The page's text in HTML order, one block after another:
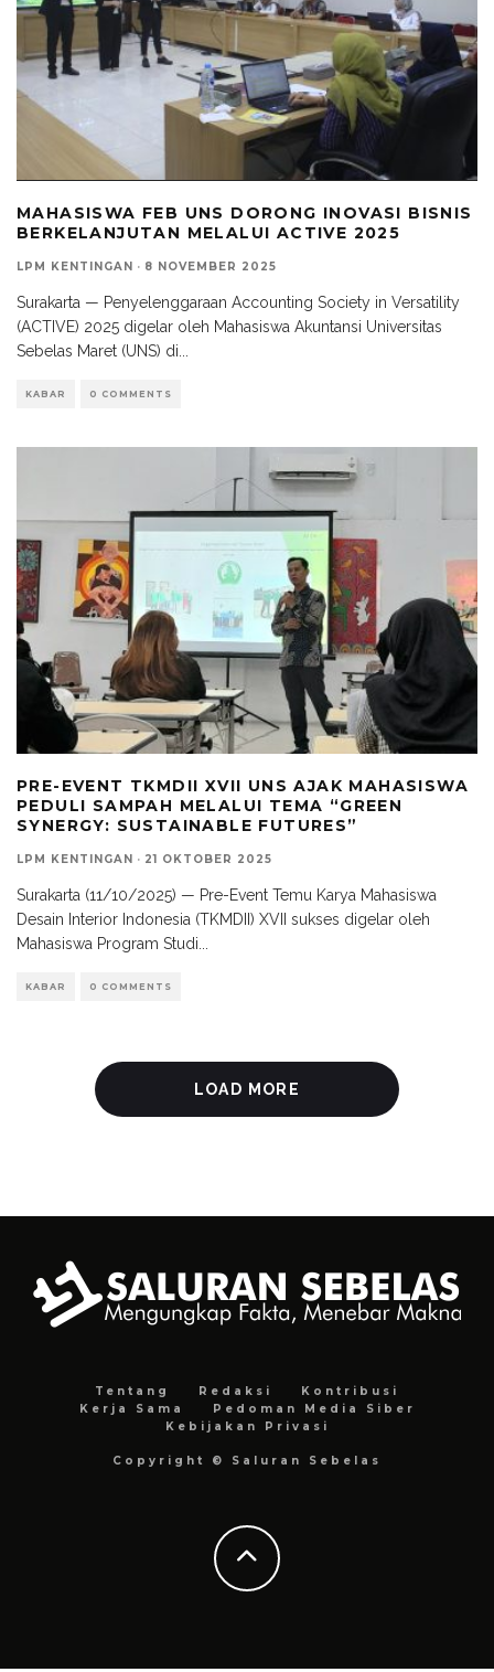
MAHASISWA FEB UNS DORONG INOVASI BISNIS
BERKELANJUTAN MELALUI ACTIVE 2025
LPM KENTINGAN · 8 NOVEMBER 2025
Surakarta — Penyelenggaraan Accounting Society in Versatility
(ACTIVE) 2025 digelar oleh Mahasiswa Akuntansi Universitas
Sebelas Maret (UNS) di
KABAR 0 COMMENTS
PRE-EVENT TKMDII XVII UNS AJAK MAHASISWA
PEDULI SAMPAH MELALUI TEMA “GREEN
SYNERGY: SUSTAINABLE FUTURES”
LPM KENTINGAN · 21 OKTOBER 2025
Surakarta (11/10/2025) — Pre-Event Temu Karya Mahasiswa
Desain Interior Indonesia (TKMDII) XVII sukses digelar oleh
Mahasiswa Program Studi...
KABAR 0 COMMENTS
LOAD MORE
Tentang Redaksi
Kontribusi
Kerja Sama
Pedoman Media Siber
Kebijakan Privasi
Copyright © Saluran Sebelas